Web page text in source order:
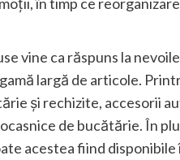
vine ca răspuns la
largă de articole.
și rechizite, accesorii
de bucătărie. În
acestea fiind